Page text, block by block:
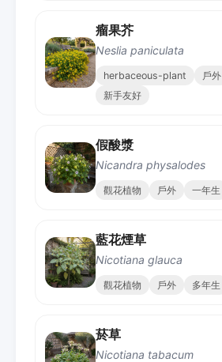
瘤果芥
Neslia paniculata
herbaceous-plant 戶外
新手友好
假酸漿
Nicandra physalodes
觀花植物 戶外 一年生
藍花煙草
Nicotiana glauca
觀花植物 戶外 多年生
菸草
Nicotiana tabacum